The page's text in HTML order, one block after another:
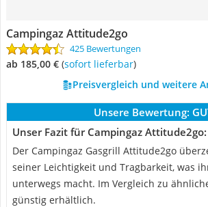
Campingaz Attitude2go
425 Bewertungen
ab 185,00 € ( Sofort lieferbar)
Preisvergleich und weitere
Unsere Bewertung:
Unser Fazit für Campingaz Attitude2go:
Der Campingaz Gasgrill Attitude2go
seiner Leichtigkeit und Tragbarkeit, was
unterwegs macht. Im Vergleich zu
günstig erhältlich.